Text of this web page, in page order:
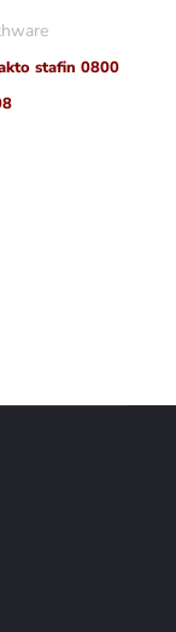
stafin 0800